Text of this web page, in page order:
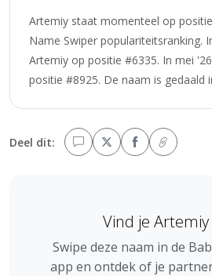
Artemiy staat momenteel op
Name Swiper populariteitsranking.
Artemiy op positie #6335. In mei
positie #8925. De naam is gedaald
Deel dit:
Vind je Artemiy
Swipe deze naam in de
app en ontdek of je